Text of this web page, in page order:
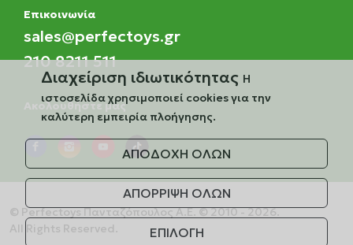
Eπικοινωνία
sales@perfectoys.gr
210 8211 511
Ακολουθήστε μας
© Perfectoys Πανταζόπουλος Α.Ε. © 2010 - 2026.
All Rights Reserved.
Διαχείριση ιδιωτικότητας Η
ιστοσελίδα χρησιμοποιεί cookies για την
καλύτερη εμπειρία πλοήγησης.
ΑΠΟΔΟΧΗ ΟΛΩΝ
ΑΠΟΡΡΙΨΗ ΟΛΩΝ
ΕΠΙΛΟΓΗ